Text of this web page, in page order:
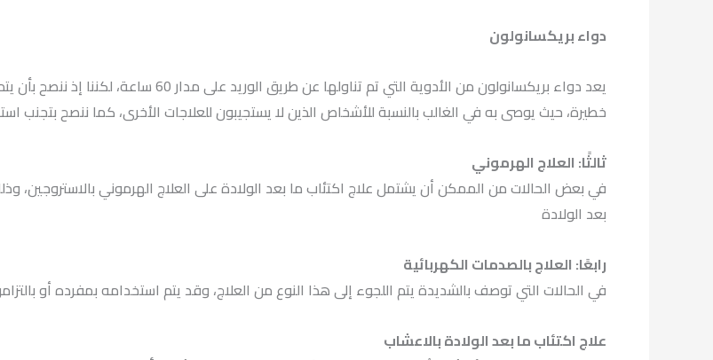
دواء بريكسانولون
يعد دواء بريكسانولون من الأدوية التي تم
خطيرة، حيث يوصى به في الغالب بالنسبة للأشخاص الذين لا يستجيبون للعلاجات الأخرى، كما ننصح بتجنب
ثالثًا: العلاج الهرموني
في بعض الحالات من الممكن أن يشتمل علاج اكتئاب ما بعد الولادة على العلاج الهرموني بالاستروجين،
بعد الولادة
رابعًا: العلاج بالصدمات الكهربائية
في الحالات التي توصف بالشديدة يتم اللجوء إلى هذا النوع من العلاج، وقد يتم استخدامه بمفرده أو
علاج اكتئاب ما بعد الولادة بالاعشاب